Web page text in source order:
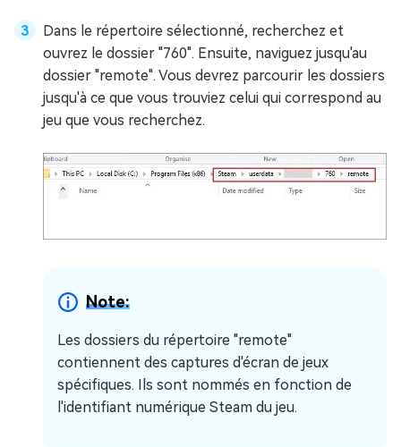
Dans le répertoire sélectionné, recherchez et
ouvrez le dossier "760". Ensuite, naviguez jusqu'au
dossier "remote". Vous devrez parcourir les dossiers
jusqu'à ce que vous trouviez celui qui correspond au
jeu que vous recherchez.
Note:
Les dossiers du répertoire "remote"
contiennent des captures d'écran de jeux
spécifiques. Ils sont nommés en fonction de
l'identifiant numérique Steam du jeu.